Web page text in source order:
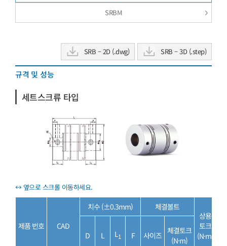
SRBM
SRB – 2D (.dwg) SRB – 3D (.step)
규격 및 성능
세트스크류 타입
제품 번호 CAD
치수 (±0.3mm)
체결볼트
상용
토크
(N·m)
D L L 1 F 사이즈 체결토크
(N·m)